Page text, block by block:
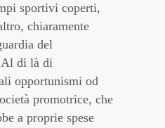
sportivi coperti,
chiaramente
del
Al di là di
opportunismi od
promotrice, che
a proprie spese